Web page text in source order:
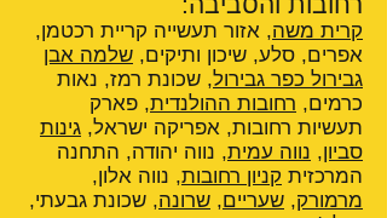
קרית משה, אזור תעשייה קריית רכטמן,
אפרים, סלע, שיכון ותיקים, שלמה אבן
גבירול כפר גבירול, שכונת רמז, נאות
כרמים, רחובות ההולנדית, פארק
תעשיות רחובות, אפריקה ישראל, גינות
סביון, נווה עמית, נווה יהודה, התחנה
המרכזית קניון רחובות, נווה אלון,
מרמורק, שעריים, שרונה, שכונת גבעתי,